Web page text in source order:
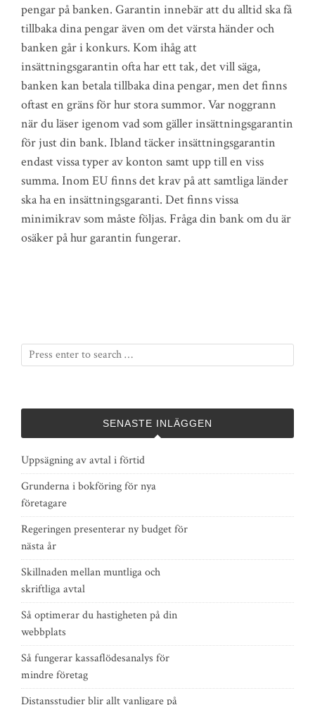
pengar på banken. Garantin innebär att du alltid ska få
tillbaka dina pengar även om det värsta händer och
banken går i konkurs. Kom ihåg att
insättningsgarantin ofta har ett tak, det vill säga,
banken kan betala tillbaka dina pengar, men det finns
oftast en gräns för hur stora summor. Var noggrann
när du läser igenom vad som gäller insättningsgarantin
för just din bank. Ibland täcker insättningsgarantin
endast vissa typer av konton samt upp till en viss
summa. Inom EU finns det krav på att samtliga länder
ska ha en insättningsgaranti. Det finns vissa
minimikrav som måste följas. Fråga din bank om du är
osäker på hur garantin fungerar.
SENASTE INLÄGGEN
Uppsägning av avtal i förtid
Grunderna i bokföring för nya
företagare
Regeringen presenterar ny budget för
nästa år
Skillnaden mellan muntliga och
skriftliga avtal
Så optimerar du hastigheten på din
webbplats
Så fungerar kassaflödesanalys för
mindre företag
Distansstudier blir allt vanligare på